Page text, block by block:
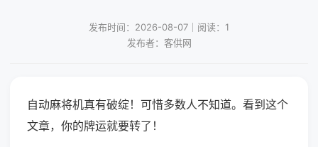
发布时间：2026-08-07｜阅读：1
发布者：客供网
自动麻将机真有破绽！可惜多数人不知道。看到这个
文章，你的牌运就要转了！